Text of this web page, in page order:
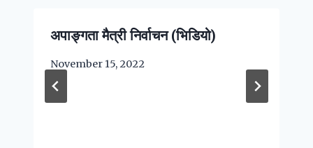
अपाङ्गता मैत्री निर्वाचन (भिडियो)
November 15, 2022